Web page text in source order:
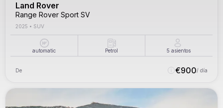
Land Rover
Range Rover Sport SV
2025 • SUV
automatic Petrol 5 asientos
De €900/ día